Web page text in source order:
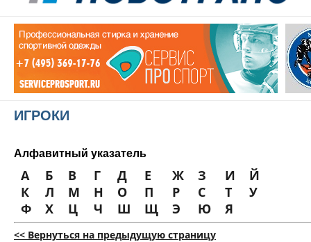
ИГРОКИ
Алфавитный указатель
А Б В Г Д Е Ж З И
Й
К
Л М Н О П Р С Т
У
Ф
Х Ц Ч Ш Щ Э Ю Я
<< Вернуться на предыдущую страницу